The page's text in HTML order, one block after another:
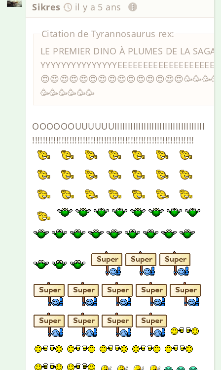
Sikres il y a 5 ans
Citation de Tyrannosaurus rex:
LE PREMIER DINO À PLUMES DE LA SAGA,
🥳🥳🥳🥳🥳🥳
OOOOOOUUUUUUIIIIIIIIIIIIIIIIIIIIIIIIIIIIIIIIII
!!!!!!!!!!!!!!!!!!!!!!!!!!!!!!!!!!!!!!!!!!!!!!!!!!!!!!!!!!!!!